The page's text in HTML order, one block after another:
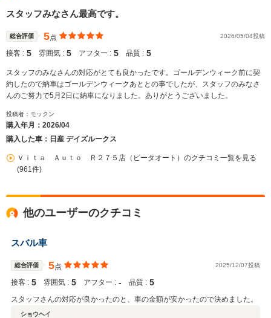
スタッフみなさん最高です。
総合評価 5点 2026/05/04投稿
接客 : 5 雰囲気 : 5 アフター : 5 品質 : 5
スタッフのみなさんの対応がとても良かったです。ゴールデンウィーク前に契
約したので納車はゴールデンウィークあととの事でしたが、スタッフのみなさ
んのご努力で5月2日に納車になりました。ありがとうございました。
投稿者：モックン
購入年月： 2026/04
購入した車：日産 デイズルークス
Ｖｉｔａ Ａｕｔｏ Ｒ２７５店（ビータオート）のクチコミ一覧を見る
(961件)
他のユーザーのクチコミ
スバル車
総合評価 5点 2025/12/07投稿
接客 : 5 雰囲気 : 5 アフター : ‐ 品質 : 5
スタッフさんの対応が良かったのと、車の金額が安かったので決めました。
ショウヘイ